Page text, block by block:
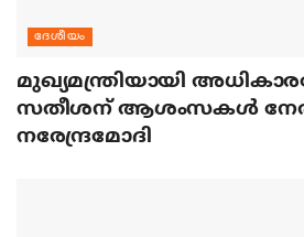
ദേശീയം
മുഖ്യമന്ത്രിയായി
സതീശന് ആശംസകള്‍
നരേന്ദ്രമോദി